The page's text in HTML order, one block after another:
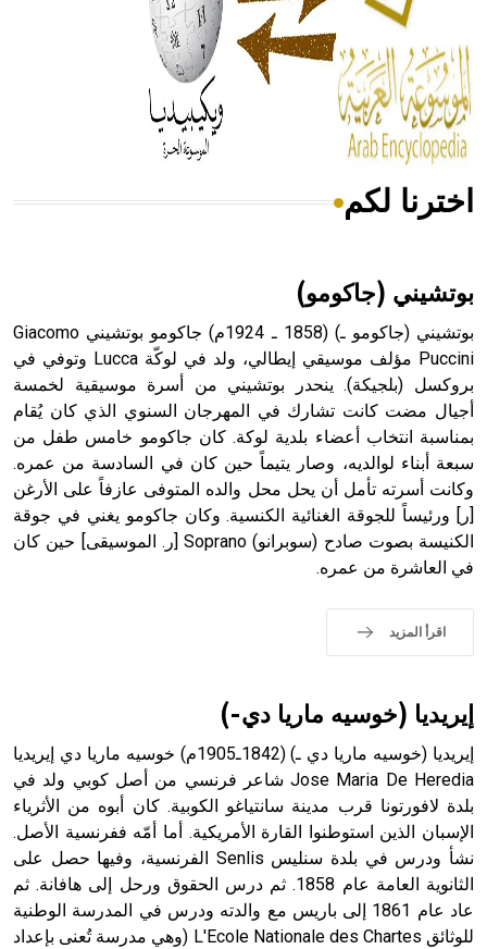
- هل تعلم أن المرجان إفراز حيواني يتكون في البحر ويتركب
من مادة كربونات الكلسيوم، وهو أحمر أو شديد الحمرة وهو
أجود أنواعه، ويمتاز بكبر الحجم ويسمى الش
هل تعلم أن الأبسيد كلمة فرنسية اللفظ تم اعتمادها مصطلحاً
- هل تعلم أن أبجر Abgar اسم معروف جيداً يعود إلى عدد من
الملوك الذين حكموا مدينة إديسا (الرها) من أبجر الأول وحتى
التاسع، وهم ينتسبون إلى أسرة أوسروين
- هل تعلم أن الأبجدية الكنعانية تتألف من /22/ علامة كتابية
sign تكتب منفصلة غير متصلة، وتعتمد المبدأ الأكوروفوني،
اخترنا لكم
بوتشيني (جاكومو)
بوتشيني (جاكومو ـ) (1858 ـ 1924م) جاكومو بوتشيني Giacomo
Puccini مؤلف موسيقي إيطالي، ولد في لوكّة Lucca وتوفي في
بروكسل (بلجيكة). ينحدر بوتشيني من أسرة موسيقية لخمسة
أجيال مضت كانت تشارك في المهرجان السنوي الذي كان يُقام
بمناسبة انتخاب أعضاء بلدية لوكة. كان جاكومو خامس طفل من
سبعة أبناء لوالديه، وصار يتيماً حين كان في السادسة من عمره.
وكانت أسرته تأمل أن يحل محل والده المتوفى عازفاً على الأرغن
[ر] ورئيساً للجوقة الغنائية الكنسية. وكان جاكومو يغني في جوقة
الكنيسة بصوت صادح (سوبرانو) Soprano [ر. الموسيقى] حين كان
في العاشرة من عمره.
اقرأ المزيد
إيريديا (خوسيه ماريا دي-)
إيريديا (خوسيه ماريا دي ـ) (1842ـ1905م) خوسيه ماريا دي إيريديا
Jose Maria De Heredia شاعر فرنسي من أصل كوبي ولد في
بلدة لافورتونا قرب مدينة سانتياغو الكوبية. كان أبوه من الأثرياء
الإسبان الذين استوطنوا القارة الأمريكية. أما أمّه ففرنسية الأصل.
نشأ ودرس في بلدة سنليس Senlis الفرنسية، وفيها حصل على
الثانوية العامة عام 1858. ثم درس الحقوق ورحل إلى هافانة. ثم
عاد عام 1861 إلى باريس مع والدته ودرس في المدرسة الوطنية
للوثائق L'Ecole Nationale des Chartes (وهي مدرسة تُعنى بإعداد